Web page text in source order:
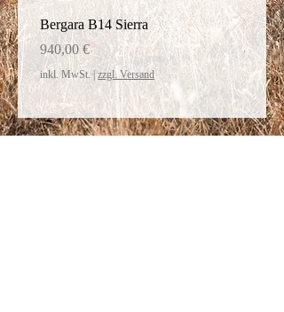
Bergara B14 Sierra
Preis
940,00 €
inkl. MwSt.|zzgl. Versand
Preis
450,20
inkl.